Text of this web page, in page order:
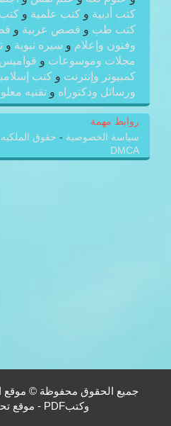
كتب أدبية و كتب علمية و
كتب طب و قصص عربية و
وفنون وإعلام و سيره نبوية و
مجلات وموسوعات و
كمبيوتر وإنترنت و كتب
ورسائل ودكتوراه و تقنيه
روابط مهمة
سياسة الخصوصية - حقوق الملكيه
DMCA
جميع الحقوق محفوظة ©
وكتبPDF - موقع تحميل كتب PDF